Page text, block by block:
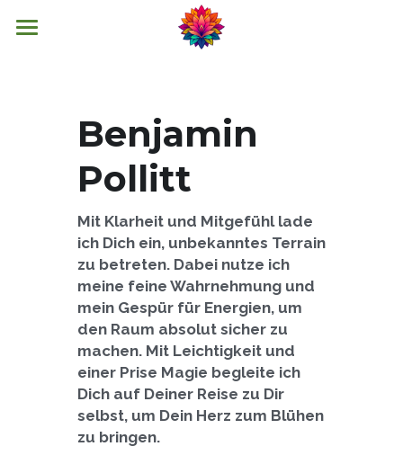
RAGECLUB
MANN SEIN
WORKTALKS
COACHING
TEAM
ÜBER MICH
Deutsch
Deutsch
English
Benjamin
Pollitt
Mit Klarheit und Mitgefühl lade
ich Dich ein, unbekanntes Terrain
zu betreten. Dabei nutze ich
meine feine Wahrnehmung und
mein Gespür für Energien, um
den Raum absolut sicher zu
machen. Mit Leichtigkeit und
einer Prise Magie begleite ich
Dich auf Deiner Reise zu Dir
selbst, um Dein Herz zum Blühen
zu bringen.